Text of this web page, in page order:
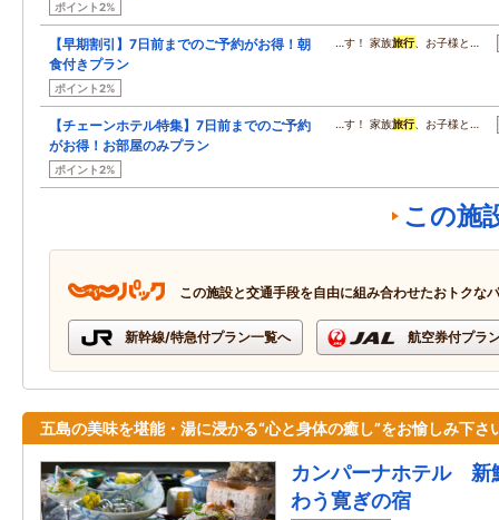
ポイント2%
【早期割引】7日前までのご予約がお得！朝
食付きプラン
ポイント2%
…す！ 家族旅行、お子様と…
【チェーンホテル特集】7日前までのご予約
がお得！お部屋のみプラン
ポイント2%
…す！ 家族旅行、お子様と…
この施
この施設と交通手段を自由に組み合わせたおトクな
新幹線/特急付プラン一覧へ 航空券付プラ
五島の美味を堪能・湯に浸かる“心と身体の癒し”をお愉しみ下さ
カンパーナホテル 新
わう寛ぎの宿